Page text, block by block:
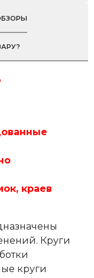
краев
Круги
круги